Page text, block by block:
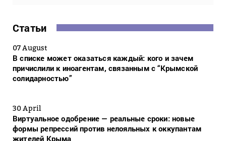
Статьи
07 August
В списке может оказаться каждый: кого и зачем
причислили к иноагентам, связанным с “Крымской
солидарностью”
30 April
Виртуальное одобрение — реальные сроки: новые
формы репрессий против нелояльных к оккупантам
жителей Крыма